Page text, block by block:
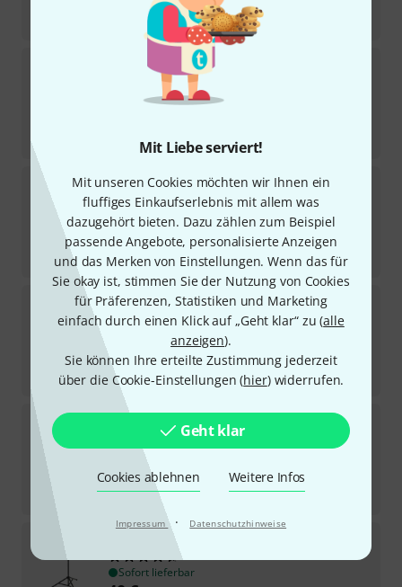
Mit Liebe serviert!
Mit unseren Cookies möchten wir Ihnen ein
fluffiges Einkaufserlebnis mit allem was
dazugehört bieten. Dazu zählen zum Beispiel
passende Angebote, personalisierte Anzeigen
und das Merken von Einstellungen. Wenn das für
Sie okay ist, stimmen Sie der Nutzung von Cookies
für Präferenzen, Statistiken und Marketing
einfach durch einen Klick auf „Geht klar“ zu (alle
anzeigen).
Sie können Ihre erteilte Zustimmung jederzeit
über die Cookie-Einstellungen (hier) widerrufen.
Geht klar
Cookies ablehnen Weitere Infos
Impressum · Datenschutzhinweise
UVP: 80,90 €
139
Sofort lieferbar
UVP: 124,90
-31%
K&M25910 Black
260
Sofort lieferbar
48 €
UVP:70,90 €
-32%
K&M260/1 White
74
Sofort lieferbar
48 €
UVP:70,90 €
-32%
K&M21430
163
Sofort lieferbar
266 €
UVP:381,90
-30%
19786 Universal-Stand
Sofort lieferbar